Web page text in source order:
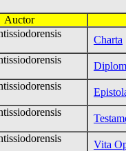
Auctor
Charta
Vita